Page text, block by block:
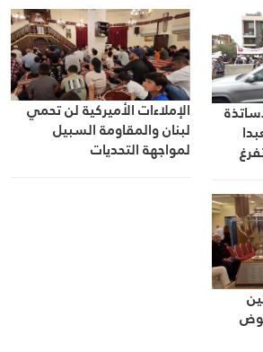
الإملاءات الأميركية لن تحمي
لبنان والمقاومة السبيل
لمواجهة التحديات